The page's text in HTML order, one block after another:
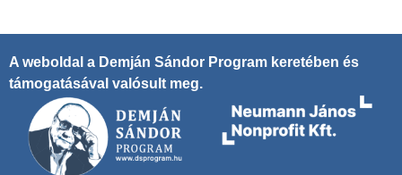
A weboldal a Demján Sándor Program keretében és
támogatásával valósult meg.